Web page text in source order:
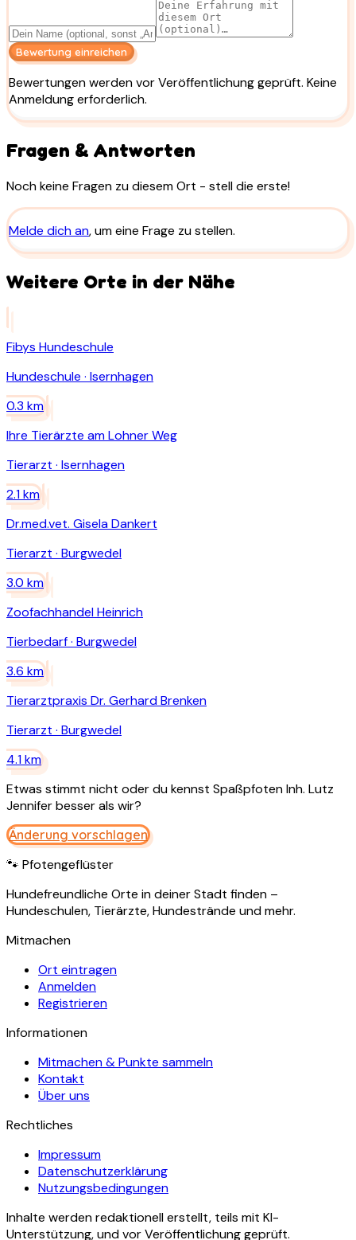
Bewertung einreichen
Bewertungen werden vor Veröffentlichung geprüft. Keine
Anmeldung erforderlich.
Fragen & Antworten
Noch keine Fragen zu diesem Ort - stell die erste!
Melde dich an, um eine Frage zu stellen.
Weitere Orte in der Nähe
Fibys Hundeschule
Hundeschule · Isernhagen
0.3 km
Ihre Tierärzte am Lohner Weg
Tierarzt · Isernhagen
2.1km
Dr.med.vet. Gisela Dankert
Tierarzt · Burgwedel
3.0 km
Zoofachhandel Heinrich
Tierbedarf· Burgwedel
3.6 km
Tierarztpraxis Dr. Gerhard Brenken
Tierarzt · Burgwedel
4.1km
Etwas stimmt nicht oder du kennst Spaßpfoten Inh. Lutz
Jenniferbesser als wir?
Änderung vorschlagen
🐾 Pfotengeflüster
Hundefreundliche Orte in deiner Stadt finden –
Hundeschulen, Tierärzte, Hundestrände und mehr.
Mitmachen
Ort eintragen
Anmelden
Registrieren
Informationen
Mitmachen & Punkte sammeln
Kontakt
Über uns
Rechtliches
Impressum
Datenschutzerklärung
Nutzungsbedingungen
Inhalte werden redaktionell erstellt, teils mit KI-
Unterstützung, und vor Veröffentlichung geprüft.